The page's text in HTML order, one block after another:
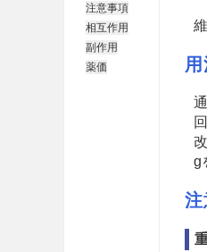
注意事項
相互作用
副作用
薬価
g
注